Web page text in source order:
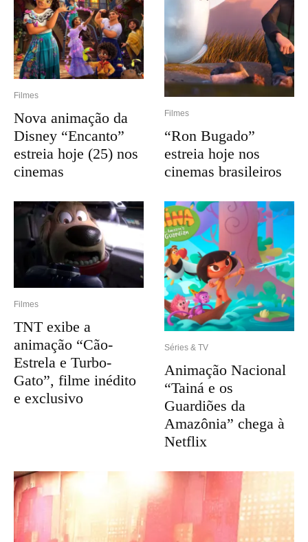
Filmes
Nova animação da
Disney “Encanto”
estreia hoje (25) nos
cinemas
Filmes
TNT exibe a
animação “Cão-
Estrela e Turbo-
Gato”, filme inédito
e exclusivo
Filmes
“Ron Bugado”
estreia hoje nos
cinemas brasileiros
Séries & TV
Animação Nacional
“Tainá e os
Guardiões da
Amazônia” chega à
Netflix